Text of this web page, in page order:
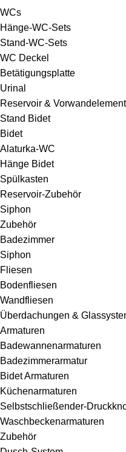
WCs
Hänge-WC-Sets
Stand-WC-Sets
WC Deckel
Betätigungsplatte
Urinal
Reservoir &
Stand Bidet
Bidet
Alaturka-WC
Hänge Bidet
Spülkasten
Reservoir-Zubehör
Siphon
Zubehör
Badezimmer
Siphon
Fliesen
Bodenfliesen
Wandfliesen
Überdachungen &
Armaturen
Badewannenarmaturen
Badezimmerarmatur
Bidet Armaturen
Küchenarmaturen
Selbstschließender-
Waschbeckenarmaturen
Zubehör